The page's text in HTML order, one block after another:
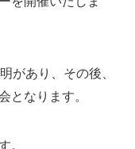
があり、その後、
となります。
。